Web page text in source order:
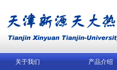
关于我们 产品介绍